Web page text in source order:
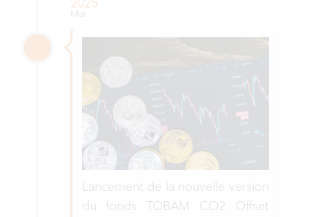
2025
Mai
Lancement de la nouvelle version
du fonds TOBAM CO2 Offset